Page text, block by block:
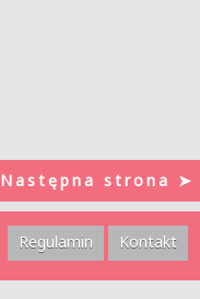
Następna strona ➤
Regulamin Kontakt